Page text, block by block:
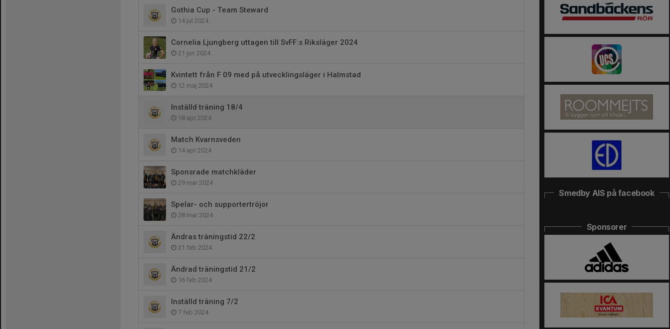
Gothia Cup - Team Steward
14 jul 2024
Cornelia Ljungberg uttagen till SvFF:s Riksläger 2024
21 jun 2024
Kvintett från F 09 med på utvecklingsläger i Halmstad
12 maj 2024
Inställd träning 18/4
18 apr 2024
Match Kvarnsveden
14 apr 2024
Sponsrade matchkläder
29 mar 2024
Spelar- och supportertröjor
28 mar 2024
Ändras träningstid 22/2
21 feb 2024
Ändrad träningstid 21/2
16 feb 2024
Inställd träning 7/2
7 feb 2024
Smedby AIS på facebook
Sponsorer